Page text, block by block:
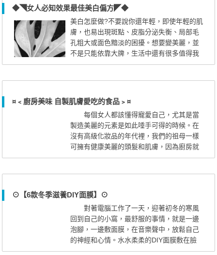
在臉上約20分鐘，可防止皮膚衰老，潤膚祛
斑除皺，適用皮膚特別乾燥者。 橄欖油
祛皺面膜 材料：鮮牛奶一大...
◆◥女人必知效果最佳美白偏方◤◆
美白怎麼做?不要說你還年輕，即使年輕的肌
膚，也易出現斑點、皮脂分泌失衡、局部毛
孔粗大或面色黯淡的困擾。想要變美麗，並
不是只能依靠大牌，生活中還有很多值得我
們實驗的經濟小偏方。 肌膚美白也有又
素，可有效抑制皮膚黑色素的產生，柔化表
皮細胞。 方法一：可將菊花製成花粥內
服 方法二：可搗爛與蛋清拌勻...
¤﹤廚房美味 自製肌膚愛吃的食品﹥¤
每個女人都該懂得寵愛自己，尤其是當
製造美麗的元素是如此唾手可得的時候。在
沒有高級化妝品的年代裡，我們的祖母一樣
可擁有健康美麗的頭髮和肌膚，因為廚房就
是她的「美容院」。 鱷梨蜂蜜面膜
補充大量的水分。蜂蜜是強有力的抗氧化
劑，它同樣扮演保濕劑的角色，幫助肌膚保
持濕潤。 1個熟鱷梨、2茶匙優格...
⊙【6款冬季滋養DIY面膜】⊙
對著電腦工作了一天，迎著初冬的寒風
回到自己的小窩，最舒服的事情，就是一邊
泡腳，一邊敷面膜，在音樂聲中，放鬆自己
的神經和心情。水水柔柔的DIY面膜敷在臉
上，就像是給張開的毛孔灌溉營養的美味，